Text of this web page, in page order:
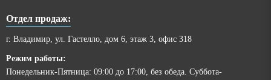
Отдел продаж:
г. Владимир, ул. Гастелло, дом 6, этаж 3, офис 318
Режим работы:
Понедельник-Пятница: 09:00 до 17:00, без обеда. Суббота-